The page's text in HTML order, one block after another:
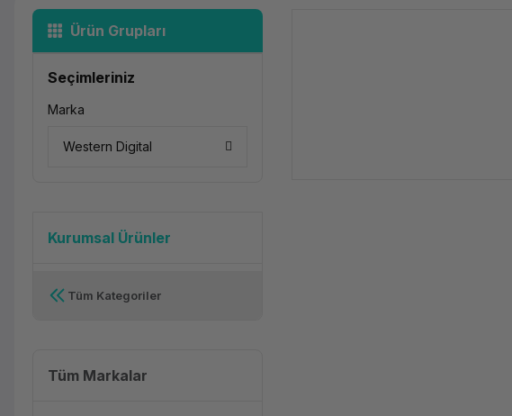
Ürün Grupları
Seçimleriniz
Marka
Western Digital
Kurumsal Ürünler
Tüm Kategoriler
Tüm Markalar